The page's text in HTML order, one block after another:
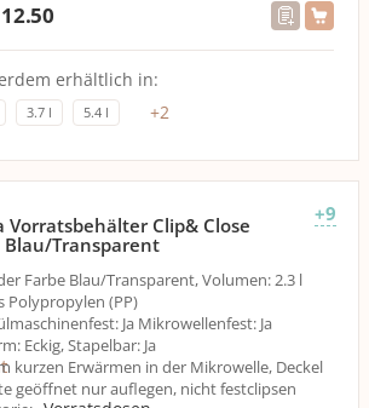
12.50
erhältlich in:
3.7 l 5.4 l +2
+9
Vorratsbehälter Clip& Close
Blau/Transparent
Farbe Blau/Transparent, Volumen: 2.3 l
Polypropylen (PP)
Ja Mikrowellenfest: Ja
Eckig, Stapelbar: Ja
kurzen Erwärmen in der Mikrowelle, Deckel
geöffnet nur auflegen, nicht festclipsen